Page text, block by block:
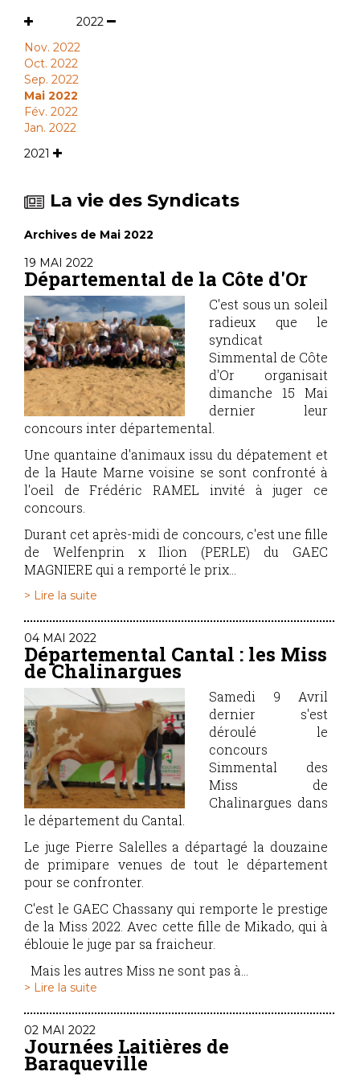
2022
Nov. 2022
Oct. 2022
Sep. 2022
Mai 2022
Fév. 2022
Jan. 2022
2021
La vie des Syndicats
Archives de Mai 2022
19 MAI 2022
Départemental de la Côte d'Or
C'est sous un soleil
radieux que le
syndicat
Simmental de Côte
d'Or organisait
dimanche 15 Mai
dernier leur
concours inter départemental.
Une quantaine d'animaux issu du dépatement et
de la Haute Marne voisine se sont confronté à
l'oeil de Frédéric RAMEL invité à juger ce
concours.
Durant cet après-midi de concours, c'est une fille
de Welfenprin x Ilion (PERLE) du GAEC
MAGNIERE qui a remporté le prix...
> Lire la suite
04 MAI 2022
Départemental Cantal : les Miss
de Chalinargues
Samedi 9 Avril
dernier s'est
déroulé le
concours
Simmental des
Miss de
Chalinargues dans
le département du Cantal.
Le juge Pierre Salelles a départagé la douzaine
de primipare venues de tout le département
pour se confronter.
C'est le GAEC Chassany qui remporte le prestige
de la Miss 2022. Avec cette fille de Mikado, qui à
éblouie le juge par sa fraicheur.
Mais les autres Miss ne sont pas à...
> Lire la suite
02 MAI 2022
Journées Laitières de
Baraqueville